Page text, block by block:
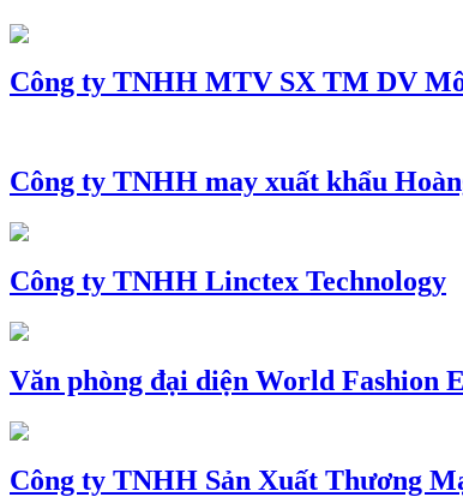
Công ty TNHH MTV SX TM DV
Công ty TNHH may xuất khẩu
Công ty TNHH Linctex Technology
Văn phòng đại diện World Fashion
Công ty TNHH Sản Xuất Thương